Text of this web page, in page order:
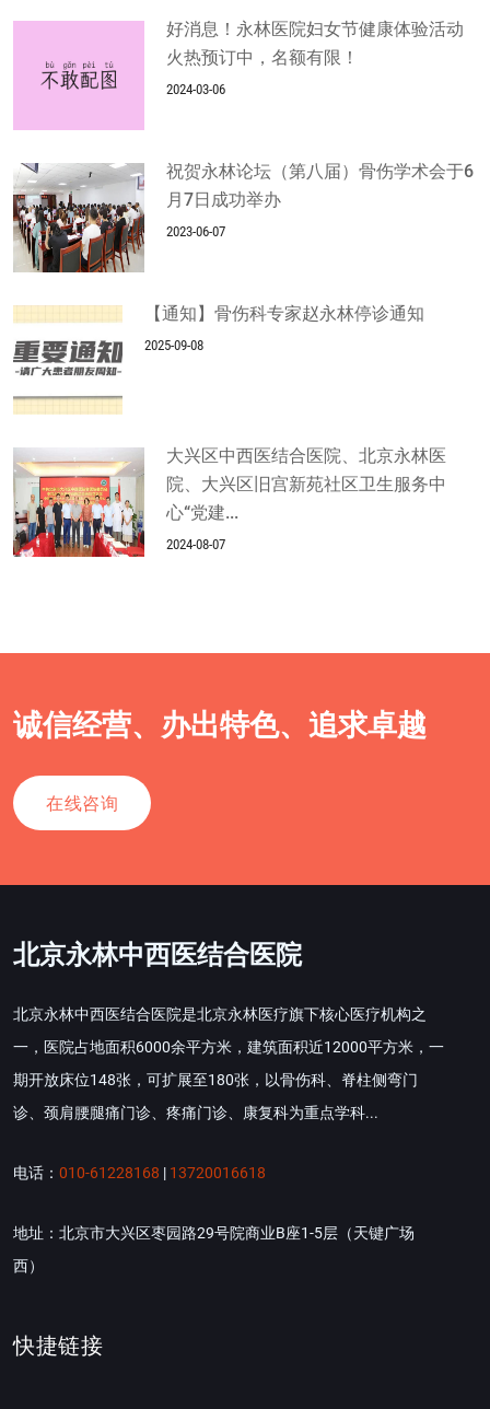
好消息！永林医院妇女节健康体验活动
火热预订中，名额有限！
2024-03-06
祝贺永林论坛（第八届）骨伤学术会于6
月7日成功举办
2023-06-07
【通知】骨伤科专家赵永林停诊通知
2025-09-08
大兴区中西医结合医院、北京永林医
院、大兴区旧宫新苑社区卫生服务中
心“党建...
2024-08-07
诚信经营、办出特色、追求卓越
在线咨询
北京永林中西医结合医院
北京永林中西医结合医院是北京永林医疗旗下核心医疗机构之
一，医院占地面积6000余平方米，建筑面积近12000平方米，一
期开放床位148张，可扩展至180张，以骨伤科、脊柱侧弯门
诊、颈肩腰腿痛门诊、疼痛门诊、康复科为重点学科...
电话： 010-61228168 | 13720016618
地址：北京市大兴区枣园路29号院商业B座1-5层（天键广场
西）
快捷链接